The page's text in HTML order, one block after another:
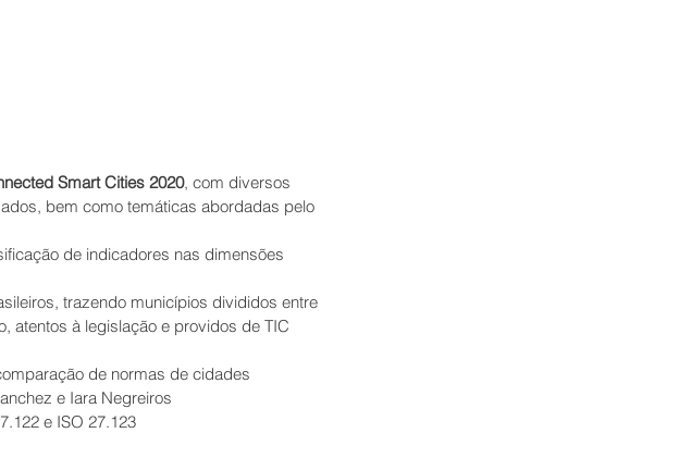
Smart Cities 2020, com diversos
bem como temáticas abordadas pelo
de indicadores nas dimensões
trazendo municípios divididos entre
atentos à legislação e providos de TIC
de normas de cidades
e Iara Negreiros
e ISO 27.123